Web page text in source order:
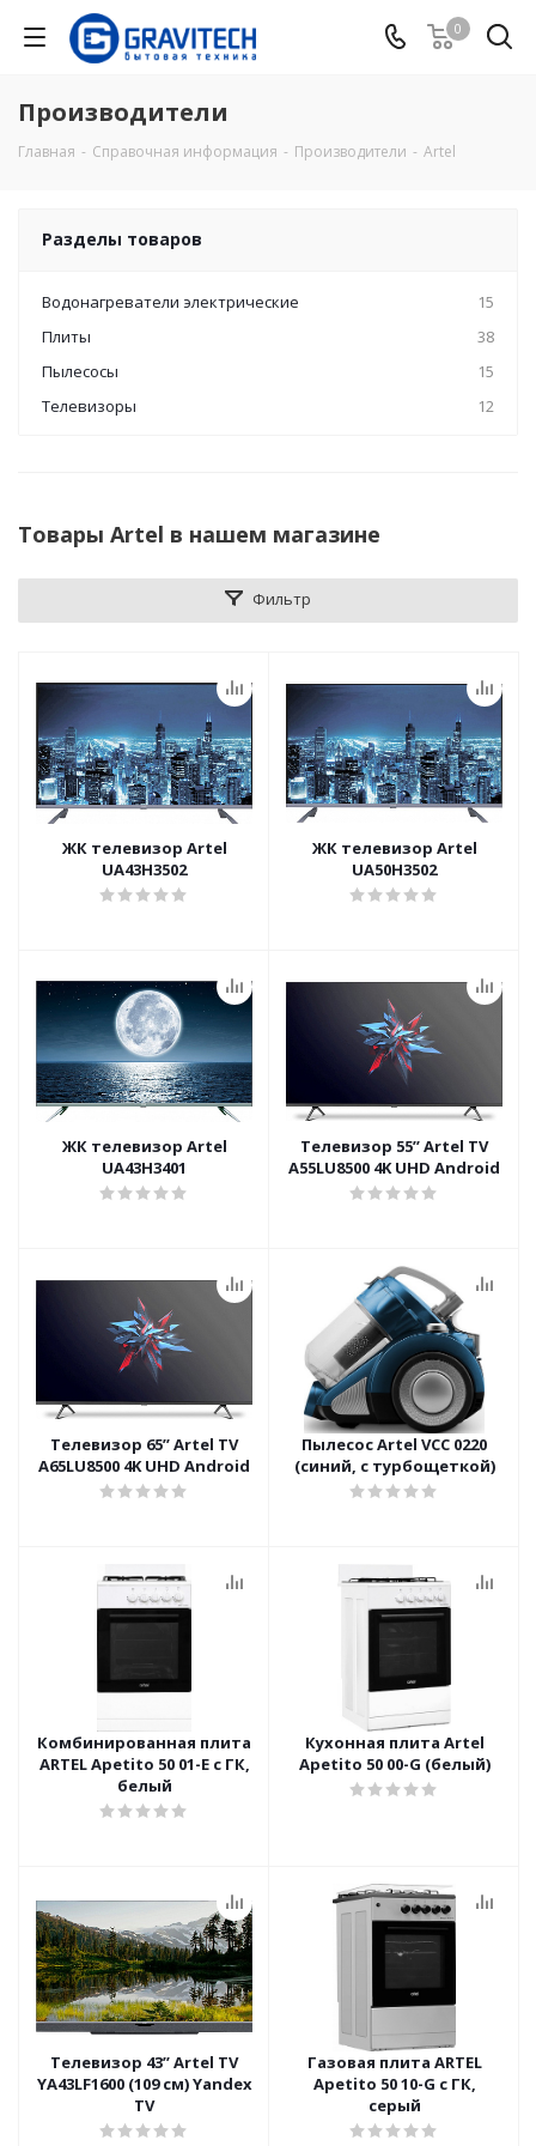
0
Производители
Главная - Справочная информация - Производители - Artel
Разделы товаров
Водонагреватели электрические
15
Плиты
38
Пылесосы
15
Телевизоры
12
Товары Artel в нашем магазине
Фильтр
ЖК телевизор Artel
UA43H3502
ЖК телевизор Artel
UA50H3502
ЖК телевизор Artel
UA43H3401
Телевизор 55’’ Artel TV
A55LU8500 4K UHD Android
Телевизор 65’’ Artel TV
A65LU8500 4K UHD Android
Пылесос Artel VCC 0220
(синий, с турбощеткой)
Комбинированная плита
ARTEL Apetito 50 01-E с ГК,
белый
Кухонная плита Artel
Apetito 50 00-G (белый)
Телевизор 43’’ Artel TV
YA43LF1600 (109 см) Yandex
TV
Газовая плита ARTEL
Apetito 50 10-G с ГК,
серый